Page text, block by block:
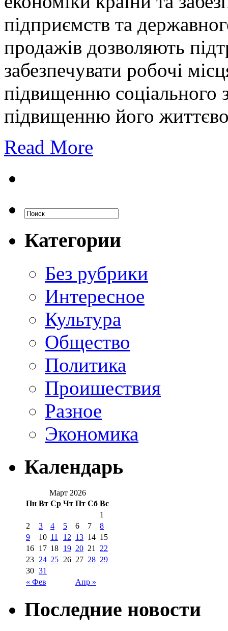
підприємств та
продажів дозволяють
забезпечувати робочі
підвищенню соціального
підвищенню його
Read More
Категории
Без рубрики
Интересное
Культура
Общество
Политика
Проишествия
Разное
Экономика
Календарь
Март 2026
Пн Вт Ср Чт Пт Сб Вс
« Фев Апр »
1
2
3 4 5 6 7
8
9
10 11 12 13 14 15
16 17 18 19 20 21
22
23 24 25 26 27 28 29
30 31
Последние новости